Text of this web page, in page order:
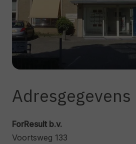
Adresgegevens
ForResult b.v.
Voortsweg 133